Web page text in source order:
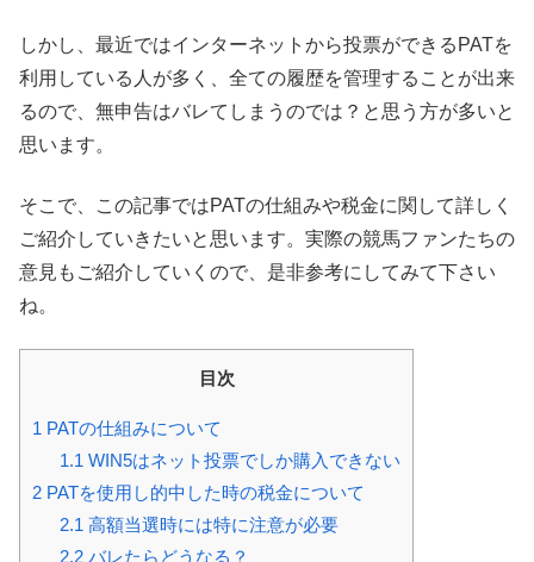
しかし、最近ではインターネットから投票ができるPATを
利用している人が多く、全ての履歴を管理することが出来
るので、無申告はバレてしまうのでは？と思う方が多いと
思います。
そこで、この記事ではPATの仕組みや税金に関して詳しく
ご紹介していきたいと思います。実際の競馬ファンたちの
意見もご紹介していくので、是非参考にしてみて下さい
ね。
目次
1 PATの仕組みについて
1.1 WIN5はネット投票でしか購入できない
2 PATを使用し的中した時の税金について
2.1 高額当選時には特に注意が必要
2.2バレたらどうなる？